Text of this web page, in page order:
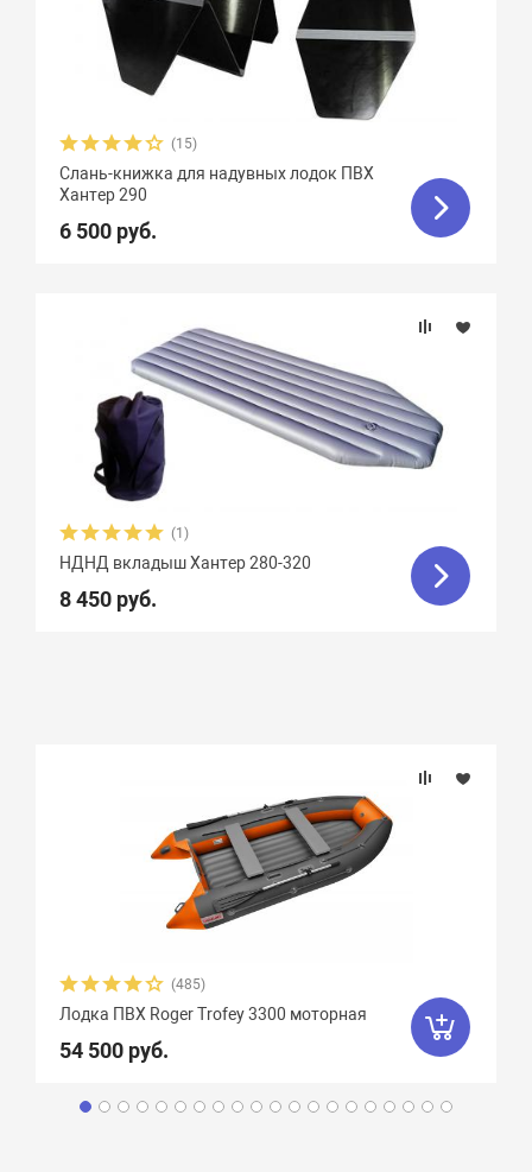
(15)
Слань-книжка для надувных лодок ПВХ
Хантер 290
6 500 руб.
(1)
НДНД вкладыш Хантер 280-320
8 450 руб.
(485)
Лодка ПВХ Roger Trofey 3300 моторная
54 500 руб.